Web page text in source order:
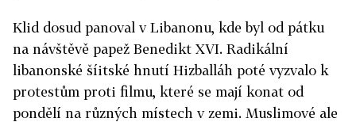
Klid dosud panoval v Libanonu, kde byl od pátku
na návštěvě papež Benedikt XVI. Radikální
libanonské šíitské hnutí Hizballáh poté vyzvalo k
protestům proti filmu, které se mají konat od
pondělí na různých místech v zemi. Muslimové ale